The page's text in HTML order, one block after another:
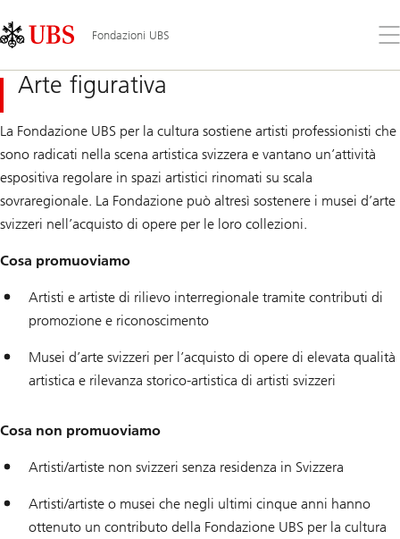
Links
Area
Fondazioni UBS
il
Arte figurativa
La Fondazione UBS per la cultura sostiene artisti professionisti che
sono radicati nella scena artistica svizzera e vantano un’attività
espositiva regolare in spazi artistici rinomati su scala
sovraregionale. La Fondazione può altresì sostenere i musei d’arte
svizzeri nell’acquisto di opere per le loro collezioni.
Cosa promuoviamo
Artisti e artiste di rilievo interregionale tramite contributi di
promozione e riconoscimento
Musei d’arte svizzeri per l’acquisto di opere di elevata qualità
artistica e rilevanza storico-artistica di artisti svizzeri
Cosa non promuoviamo
Artisti/artiste non svizzeri senza residenza in Svizzera
Artisti/artiste o musei che negli ultimi cinque anni hanno
ottenuto un contributo della Fondazione UBS per la cultura